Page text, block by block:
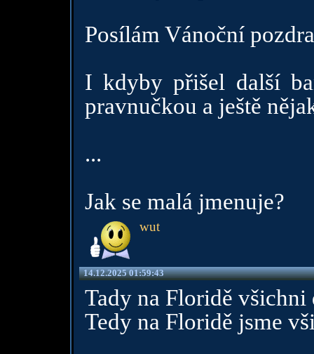
Posílám Vánoční
I kdyby přišel další
pravnučkou a ještě
...
Jak se malá jmenuje?
wut
14.12.2025 01:59:43
Tady na Floridě všichni
Tedy na Floridě jsme